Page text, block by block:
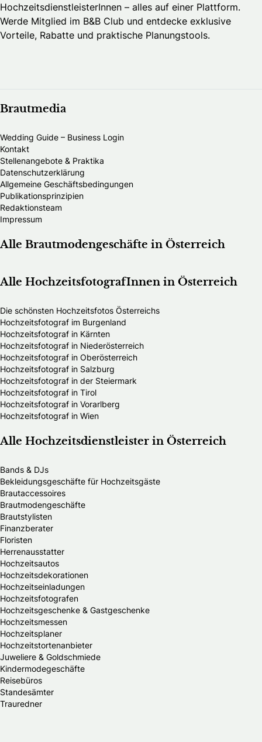
HochzeitsdienstleisterInnen – alles auf einer Plattform.
Werde Mitglied im B&B Club und entdecke exklusive
Vorteile, Rabatte und praktische Planungstools.
Brautmedia
Wedding Guide – Business Login
Kontakt
Stellenangebote & Praktika
Datenschutzerklärung
Allgemeine Geschäftsbedingungen
Publikationsprinzipien
Redaktionsteam
Impressum
Alle Brautmodengeschäfte in Österreich
Alle HochzeitsfotografInnen in Österreich
Die schönsten Hochzeitsfotos Österreichs
Hochzeitsfotograf im Burgenland
Hochzeitsfotograf in Kärnten
Hochzeitsfotograf in Niederösterreich
Hochzeitsfotograf in Oberösterreich
Hochzeitsfotograf in Salzburg
Hochzeitsfotograf in der Steiermark
Hochzeitsfotograf in Tirol
Hochzeitsfotograf in Vorarlberg
Hochzeitsfotograf in Wien
Alle Hochzeitsdienstleister in Österreich
Bands & DJs
Bekleidungsgeschäfte für Hochzeitsgäste
Brautaccessoires
Brautmodengeschäfte
Brautstylisten
Finanzberater
Floristen
Herrenausstatter
Hochzeitsautos
Hochzeitsdekorationen
Hochzeitseinladungen
Hochzeitsfotografen
Hochzeitsgeschenke & Gastgeschenke
Hochzeitsmessen
Hochzeitsplaner
Hochzeitstortenanbieter
Juweliere & Goldschmiede
Kindermodegeschäfte
Reisebüros
Standesämter
Trauredner